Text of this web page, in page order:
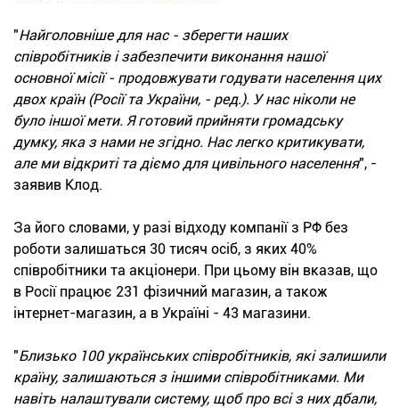
"Найголовніше для нас - зберегти наших
співробітників і забезпечити виконання нашої
основної місії - продовжувати годувати населення цих
двох країн (Росії та України, - ред.). У нас ніколи не
було іншої мети. Я готовий прийняти громадську
думку, яка з нами не згідно. Нас легко критикувати,
але ми відкриті та діємо для цивільного населення", -
заявив Клод.
За його словами, у разі відходу компанії з РФ без
роботи залишаться 30 тисяч осіб, з яких 40%
співробітники та акціонери. При цьому він вказав, що
в Росії працює 231 фізичний магазин, а також
інтернет-магазин, а в Україні - 43 магазини.
"Близько 100 українських співробітників, які залишили
країну, залишаються з іншими співробітниками. Ми
навіть налаштували систему, щоб про всі з них дбали,